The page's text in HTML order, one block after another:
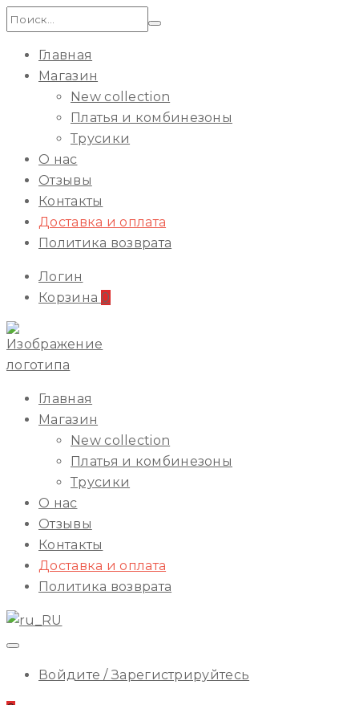
Искать:
Главная
Магазин
New collection
Платья и комбинезоны
Трусики
О нас
Отзывы
Контакты
Доставка и оплата
Политика возврата
Логин
Корзина 0
Начальное
Меню
Главная
Магазин
New collection
Платья и комбинезоны
Трусики
О нас
Отзывы
Контакты
Доставка и оплата
Политика возврата
Войдите / Зарегистрируйтесь